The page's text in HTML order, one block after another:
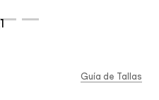
Guía de Tallas